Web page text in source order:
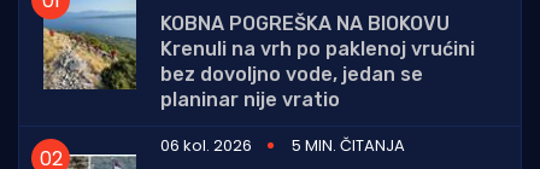
KOBNA POGREŠKA NA BIOKOVU
Krenuli na vrh po paklenoj vrućini
bez dovoljno vode, jedan se
planinar nije vratio
06 kol. 2026
5 MIN. ČITANJA